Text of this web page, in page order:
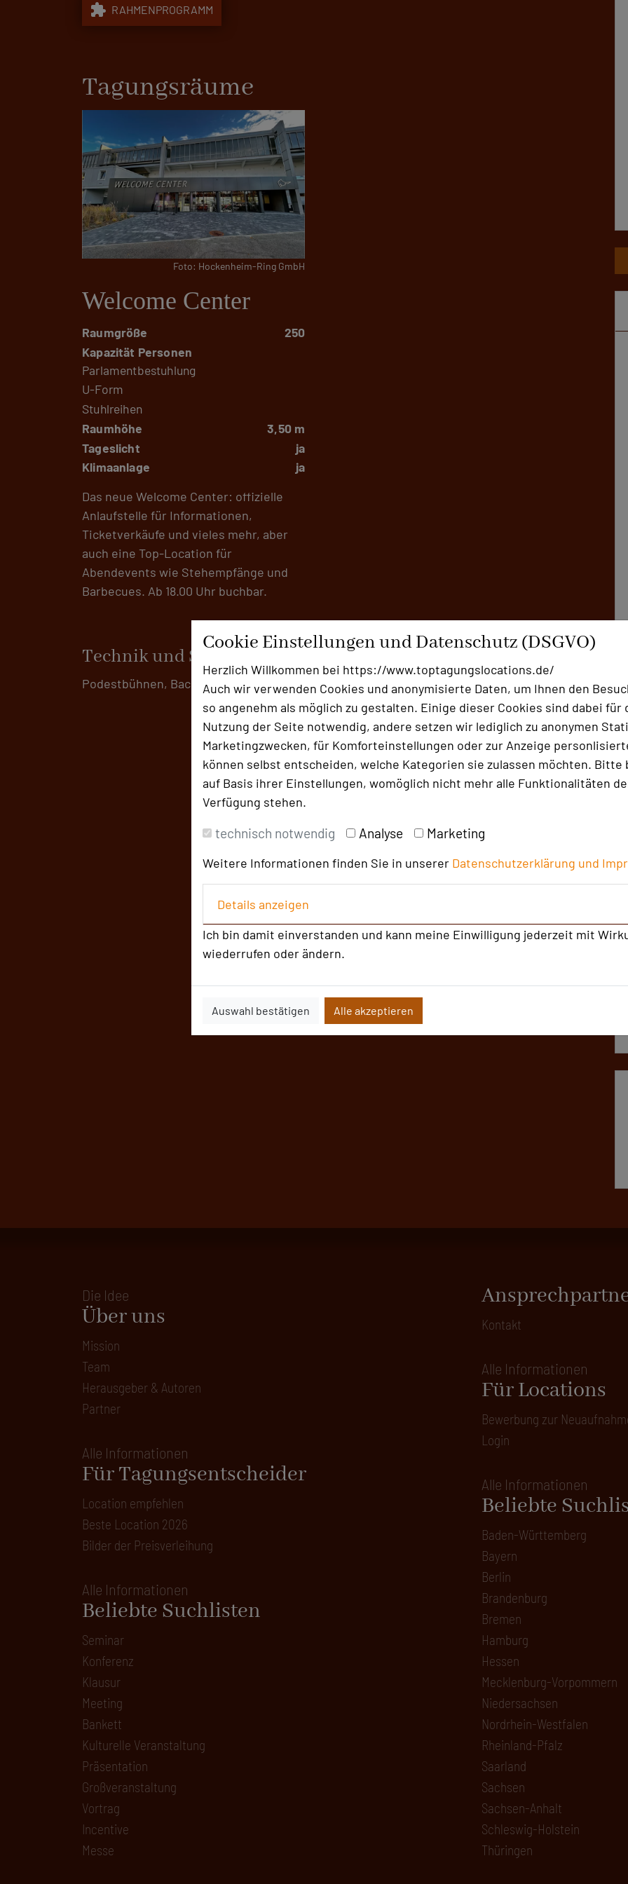
Cookie Einstellungen und Datenschutz (DSGVO)
Herzlich Willkommen bei https://www.toptagungslocations.de/
Auch wir verwenden Cookies und anonymisierte Daten, um Ihnen den
so angenehm als möglich zu gestalten. Einige dieser Cookies sind dabei für
Nutzung der Seite notwendig, andere setzen wir lediglich zu anonymen
Marketingzwecken, für Komforteinstellungen oder zur Anzeige
können selbst entscheiden, welche Kategorien sie zulassen möchten. Bitte
auf Basis ihrer Einstellungen, womöglich nicht mehr alle Funktionalitäten
Verfügung stehen.
technisch notwendig Analyse Marketing
Weitere Informationen finden Sie in unserer Datenschutzerklärung und
Details anzeigen
Ich bin damit einverstanden und kann meine Einwilligung jederzeit mit
wiederrufen oder ändern.
Auswahl bestätigen Alle akzeptieren
extension RAHMENPROGRAMM
Tagungsräume
Foto: Hockenheim-Ring GmbH
Welcome Center
Raumgröße
250
Kapazität Personen
Parlamentbestuhlung
U-Form
Stuhlreihen
Raumhöhe
3,50 m
Tageslicht
ja
Klimaanlage
ja
Das neue Welcome Center: offizielle
Anlaufstelle für Informationen,
Ticketverkäufe und vieles mehr, aber
auch eine Top-Location für
Abendevents wie Stehempfänge und
Barbecues. Ab 18.00 Uhr buchbar.
Technik und Serviceangebote
Podestbühnen, Backdrops u.a.
Die Idee
Über uns
Mission
Team
Herausgeber & Autoren
Partner
Alle Informationen
Für Tagungsentscheider
Location empfehlen
Beste Location 2026
Bilder der Preisverleihung
Alle Informationen
Beliebte Suchlisten
Seminar
Konferenz
Klausur
Meeting
Bankett
Kulturelle Veranstaltung
Präsentation
Großveranstaltung
Vortrag
Incentive
Messe
Kontakt
Alle Informationen
Für Locations
Bewerbung zur
Login
Alle Informationen
Beliebte
Baden-Württemberg
Bayern
Berlin
Brandenburg
Bremen
Hamburg
Hessen
Mecklenburg-Vorpommern
Niedersachsen
Nordrhein-Westfalen
Rheinland-Pfalz
Saarland
Sachsen
Sachsen-Anhalt
Schleswig-Holstein
Thüringen